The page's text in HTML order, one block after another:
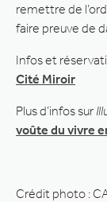
remettre de
faire preuve de
Infos et
Cité Miroir
Plus d’infos sur
voûte du vivre
Crédit photo :